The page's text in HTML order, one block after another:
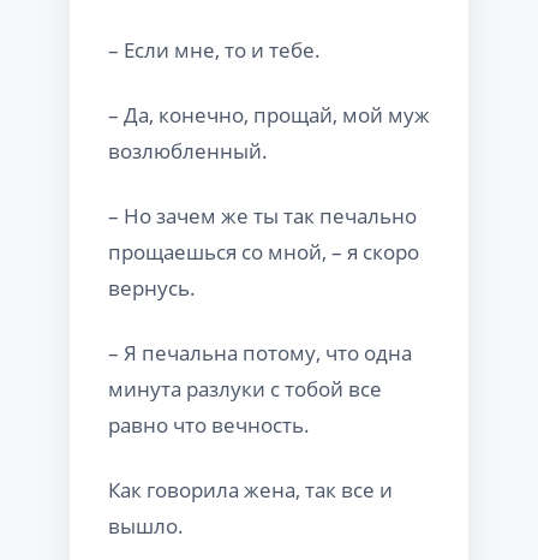
– Если мне, то и тебе.
– Да, конечно, прощай, мой муж
возлюбленный.
– Но зачем же ты так печально
прощаешься со мной, – я скоро
вернусь.
– Я печальна потому, что одна
минута разлуки с тобой все
равно что вечность.
Как говорила жена, так все и
вышло.